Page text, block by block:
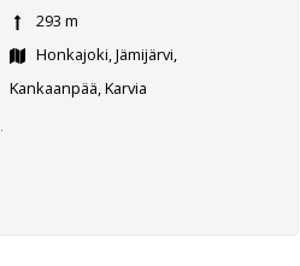
293 m
Honkajoki, Jämijärvi,
Kankaanpää, Karvia